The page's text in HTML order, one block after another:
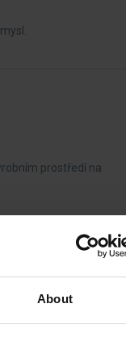
About
prostředí na
Ми пропонуємо